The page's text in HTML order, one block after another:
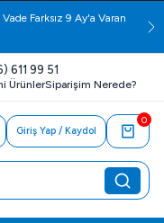
Farksız 9 Ay'a Varan
611 99 51
ÜrünlerSiparişim Nerede?
Giriş Yap / Kaydol
0